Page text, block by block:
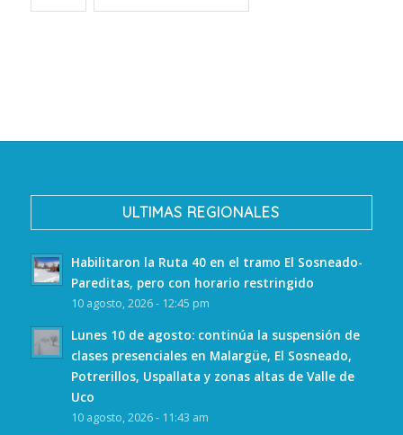
ULTIMAS REGIONALES
Habilitaron la Ruta 40 en el tramo El Sosneado-
Pareditas, pero con horario restringido
10 agosto, 2026 - 12:45 pm
Lunes 10 de agosto: continúa la suspensión de
clases presenciales en Malargüe, El Sosneado,
Potrerillos, Uspallata y zonas altas de Valle de
Uco
10 agosto, 2026 - 11:43 am